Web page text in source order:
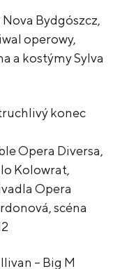
Bydgószcz,
operowy,
a kostýmy Sylva
konec
Opera Diversa,
Kolowrat,
Opera
scéna
– Big M